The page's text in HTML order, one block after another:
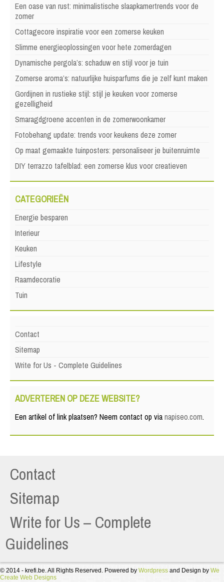
Een oase van rust: minimalistische slaapkamertrends voor de
zomer
Cottagecore inspiratie voor een zomerse keuken
Slimme energieoplossingen voor hete zomerdagen
Dynamische pergola’s: schaduw en stijl voor je tuin
Zomerse aroma’s: natuurlijke huisparfums die je zelf kunt maken
Gordijnen in rustieke stijl: stijl je keuken voor zomerse
gezelligheid
Smaragdgroene accenten in de zomerwoonkamer
Fotobehang update: trends voor keukens deze zomer
Op maat gemaakte tuinposters: personaliseer je buitenruimte
DIY terrazzo tafelblad: een zomerse klus voor creatieven
CATEGORIEËN
Energie besparen
Interieur
Keuken
Lifestyle
Raamdecoratie
Tuin
Contact
Sitemap
Write for Us - Complete Guidelines
ADVERTEREN OP DEZE WEBSITE?
Een artikel of link plaatsen? Neem contact op vianapiseo.com.
Contact
Sitemap
Write for Us – Complete
Guidelines
© 2014 - krefi.be. All Rights Reserved. Powered by Wordpress and Design by We
Create Web Designs